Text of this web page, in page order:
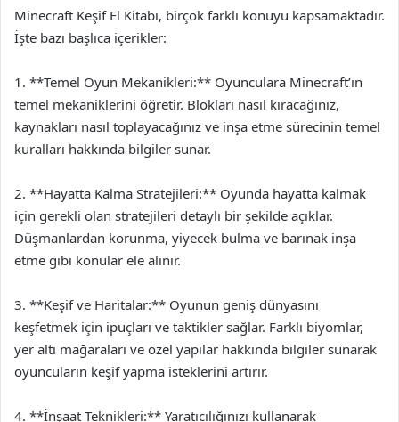
Minecraft Keşif El Kitabı, birçok farklı konuyu kapsamaktadır.
İşte bazı başlıca içerikler:
1. **Temel Oyun Mekanikleri:** Oyunculara Minecraft’ın
temel mekaniklerini öğretir. Blokları nasıl kıracağınız,
kaynakları nasıl toplayacağınız ve inşa etme sürecinin temel
kuralları hakkında bilgiler sunar.
2. **Hayatta Kalma Stratejileri:** Oyunda hayatta kalmak
için gerekli olan stratejileri detaylı bir şekilde açıklar.
Düşmanlardan korunma, yiyecek bulma ve barınak inşa
etme gibi konular ele alınır.
3. **Keşif ve Haritalar:** Oyunun geniş dünyasını
keşfetmek için ipuçları ve taktikler sağlar. Farklı biyomlar,
yer altı mağaraları ve özel yapılar hakkında bilgiler sunarak
oyuncuların keşif yapma isteklerini artırır.
4. **İnşaat Teknikleri:** Yaratıcılığınızı kullanarak